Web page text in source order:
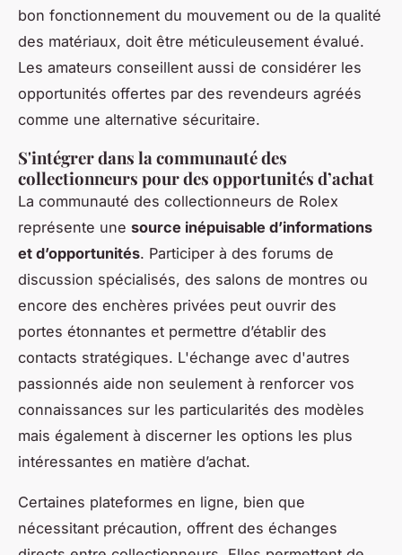
bon fonctionnement du mouvement ou de la qualité
des matériaux, doit être méticuleusement évalué.
Les amateurs conseillent aussi de considérer les
opportunités offertes par des revendeurs agréés
comme une alternative sécuritaire.
S'intégrer dans la communauté des
collectionneurs pour des opportunités d’achat
La communauté des collectionneurs de Rolex
représente une source inépuisable d’informations
et d’opportunités. Participer à des forums de
discussion spécialisés, des salons de montres ou
encore des enchères privées peut ouvrir des
portes étonnantes et permettre d’établir des
contacts stratégiques. L'échange avec d'autres
passionnés aide non seulement à renforcer vos
connaissances sur les particularités des modèles
mais également à discerner les options les plus
intéressantes en matière d’achat.
Certaines plateformes en ligne, bien que
nécessitant précaution, offrent des échanges